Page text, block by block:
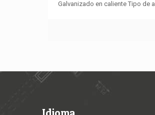
Galvanizado en caliente Tipo de